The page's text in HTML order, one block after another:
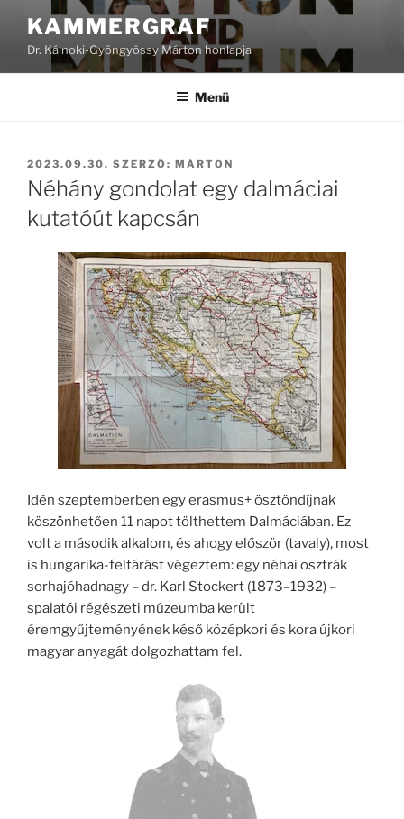
Tartalomhoz
KAMMERGRAF
Dr. Kálnoki-Gyöngyössy Márton honlapja
Menü
BEKÜLDVE:
2023.09.30. SZERZŐ: MÁRTON
Néhány gondolat egy dalmáciai
kutatóút kapcsán
Idén szeptemberben egy erasmus+ ösztöndíjnak
köszönhetően 11 napot tölthettem Dalmáciában. Ez
volt a második alkalom, és ahogy először (tavaly), most
is hungarika-feltárást végeztem: egy néhai osztrák
sorhajóhadnagy – dr. Karl Stockert (1873–1932) –
spalatói régészeti múzeumba került
éremgyűjteményének késő középkori és kora újkori
magyar anyagát dolgozhattam fel.